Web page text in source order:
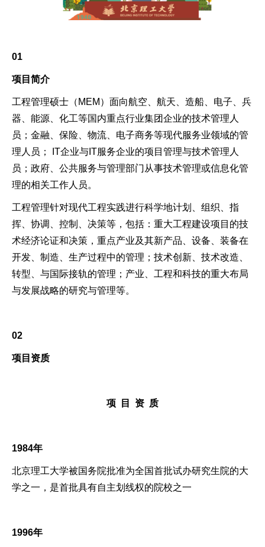
01
项目简介
工程管理硕士（MEM）面向航空、航天、造船、电子、兵
器、能源、化工等国内重点行业集团企业的技术管理人
员；金融、保险、物流、电子商务等现代服务业领域的管
理人员； IT企业与IT服务企业的项目管理与技术管理人
员；政府、公共服务与管理部门从事技术管理或信息化管
理的相关工作人员。
工程管理针对现代工程实践进行科学地计划、组织、指
挥、协调、控制、决策等，包括：重大工程建设项目的技
术经济论证和决策，重点产业及其新产品、设备、装备在
开发、制造、生产过程中的管理；技术创新、技术改造、
转型、与国际接轨的管理；产业、工程和科技的重大布局
与发展战略的研究与管理等。
02
项目资质
项 目 资 质
1984年
北京理工大学被国务院批准为全国首批试办研究生院的大
学之一，是首批具有自主划线权的院校之一
1996年